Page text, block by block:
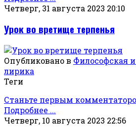
Четверг, 31 августа 2023 20:10
Урок во вретище терпенья
Опубликовано в Философская
лирика
Теги
Станьте первым
Подробнее ...
Четверг, 10 августа 2023 22:56